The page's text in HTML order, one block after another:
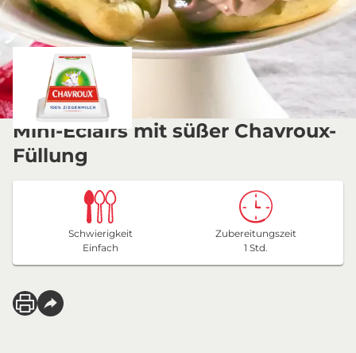
Mini-Eclairs mit süßer Chavroux-
Füllung
Schwierigkeit
Einfach
Zubereitungszeit
1 Std.